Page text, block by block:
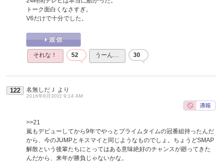
トーク面白くなさすぎ。
V6だけで十分でした。
それな！ 52 うーん… 30
122 名無しだＪ より
2016年8月30日 9:14 AM
>>21
嵐もデビューしてから9年でやっとプライムタイムの冠番組持ったんだ
から、今のJUMPとキスマイと同じようなものでしょ。ちょうどSMAP
解散という後輩たちにとってはある意味絶好のチャンスが廻ってきた
んだから、来年が勝負じゃないかな。